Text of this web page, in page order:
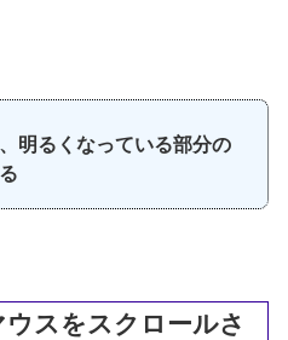
明るくなっている部分の
スをスクロールさ